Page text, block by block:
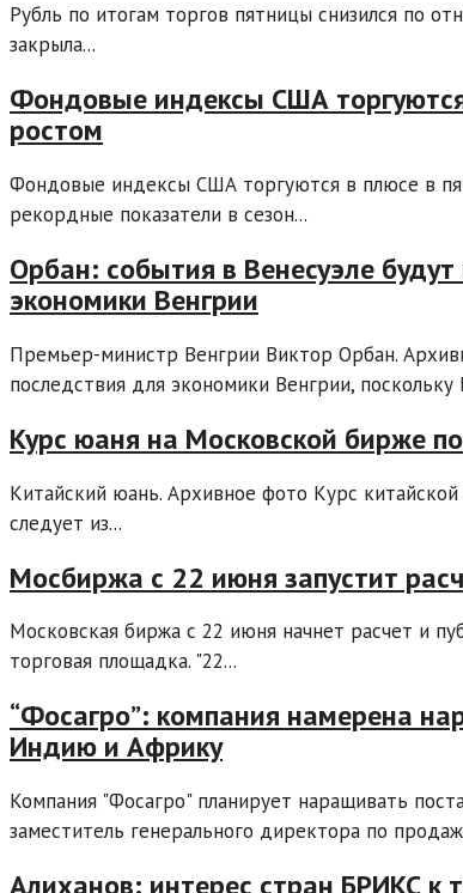
Рубль по итогам торгов пятницы снизился по
закрыла...
Фондовые индексы США
ростом
Фондовые индексы США торгуются в плюсе в
рекордные показатели в сезон...
Орбан: события в Венесуэле
экономики Венгрии
Премьер-министр Венгрии Виктор Орбан.
последствия для экономики Венгрии, поскольку
Курс юаня на Московской бирже
Китайский юань. Архивное фото Курс
следует из...
Мосбиржа с 22 июня запустит
Московская биржа с 22 июня начнет расчет и
торговая площадка. "22...
“Фосагро”: компания намерена
Индию и Африку
Компания "Фосагро" планирует наращивать
заместитель генерального директора по
Алиханов: интерес стран БРИКС к